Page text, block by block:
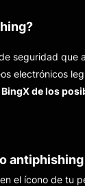
seguridad
electrónicos
de los
antiphishing
el ícono de tu